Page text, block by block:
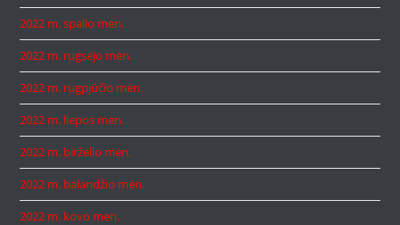
2022 m. spalio mėn.
2022 m. rugsėjo mėn.
2022 m. rugpjūčio mėn.
2022 m. liepos mėn.
2022 m. birželio mėn.
2022 m. balandžio mėn.
2022 m. kovo mėn.